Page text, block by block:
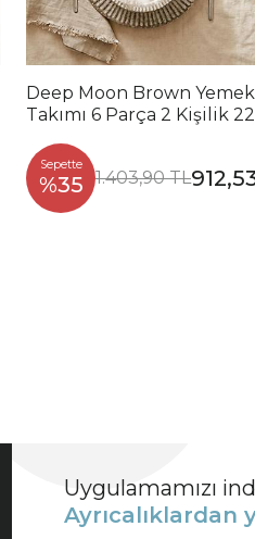
Deep Moon Brown Yemek
Takımı 6 Parça 2 Kişilik
Sepette
%35 1.403,90 TL
Uygulamamızı
Ayrıcalıklardan